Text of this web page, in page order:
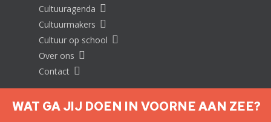
Cultuuragenda
Cultuurmakers
Cultuur op school
Over ons
Contact
WAT GA JIJ DOEN IN VOORNE AAN ZEE?